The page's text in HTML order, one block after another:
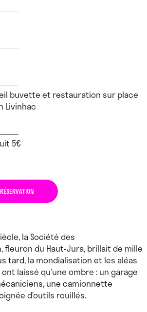
buvette et restauration sur place
Livinhac
5€
la Société des
fleuron du Haut-Jura, brillait de mille
tard, la mondialisation et les aléas
laissé qu’une ombre : un garage
une camionnette
d’outils rouillés.